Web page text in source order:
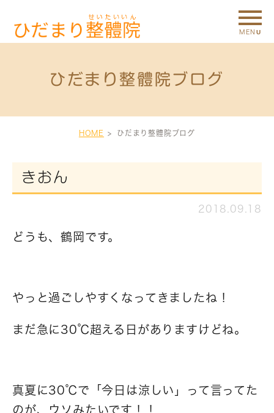
ひだまり整體院ブログ
HOME ひだまり整體院ブログ
きおん
2018.09.18
どうも、鶴岡です。
やっと過ごしやすくなってきましたね！
まだ急に30℃超える日がありますけどね。
真夏に30℃で「今日は涼しい」って言ってた
のが、ウソみたいです！！